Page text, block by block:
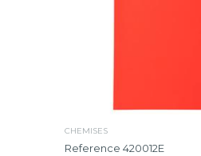
CHEMISES
Reference 420012E